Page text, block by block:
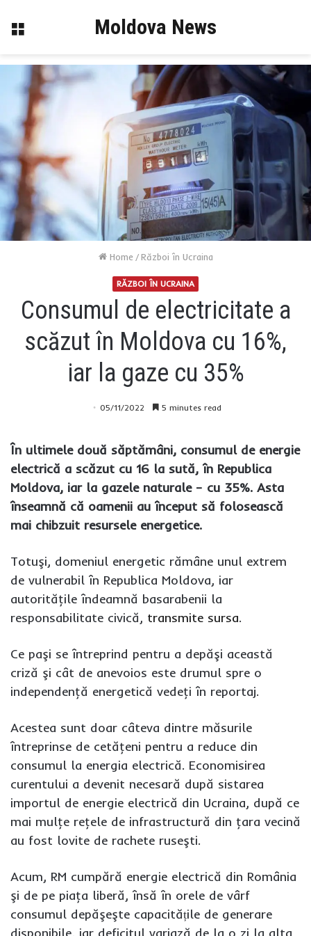
Menu Moldova News
Home / Război în Ucraina
RĂZBOI ÎN UCRAINA
Consumul de electricitate a
scăzut în Moldova cu 16%,
iar la gaze cu 35%
05/11/2022 5 minutes read
În ultimele două săptămâni, consumul de energie
electrică a scăzut cu 16 la sută, în Republica
Moldova, iar la gazele naturale – cu 35%. Asta
înseamnă că oamenii au început să folosească
mai chibzuit resursele energetice.
Totuşi, domeniul energetic rămâne unul extrem
de vulnerabil în Republica Moldova, iar
autorităţile îndeamnă basarabenii la
responsabilitate civică, transmite sursa.
Ce paşi se întreprind pentru a depăşi această
criză şi cât de anevoios este drumul spre o
independenţă energetică vedeţi în reportaj.
Acestea sunt doar câteva dintre măsurile
întreprinse de cetăţeni pentru a reduce din
consumul la energia electrică. Economisirea
curentului a devenit necesară după sistarea
importul de energie electrică din Ucraina, după ce
mai mulţe reţele de infrastructură din ţara vecină
au fost lovite de rachete ruseşti.
Acum, RM cumpără energie electrică din România
şi de pe piaţa liberă, însă în orele de vârf
consumul depăşeşte capacitățile de generare
disponibile, iar deficitul variază de la o zi la alta